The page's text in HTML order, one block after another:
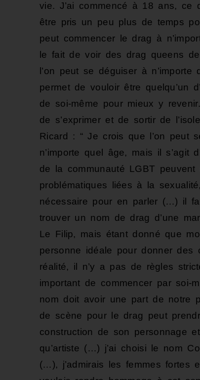
vie. J’ai commencé à 18 ans, ce
être pris un peu plus de temps
peut commencer le drag à
le fait de voir des drag queens
l’on peut se déguiser à
permet de vouloir être quelqu’un
de soi-même pour mieux y
de s’exprimer et de sortir de
Ricard : “ Je crois que l’on peut
n’importe quel âge, mais il s’agit
de la communauté LGBT
problématiques liées à la
nécessaire pour en parler (…) il
trouver un nom de drag d’une
Le Filip, mais étant donné que
personne idéale pour donner
réalité, il n’y a pas de règles
important de commencer par soi-
nom doit avoir une part de notre
de scène pour le drag peut
construction de son personnage
qu’artiste (…) j’ai choisi le nom
(…), j’admirais les femmes fortes